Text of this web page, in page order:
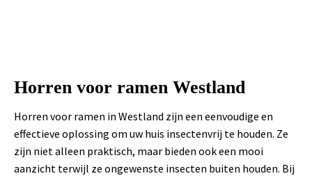
Horren voor ramen Westland
Horren voor ramen in Westland zijn een eenvoudige en
effectieve oplossing om uw huis insectenvrij te houden. Ze
zijn niet alleen praktisch, maar bieden ook een mooi
aanzicht terwijl ze ongewenste insecten buiten houden. Bij